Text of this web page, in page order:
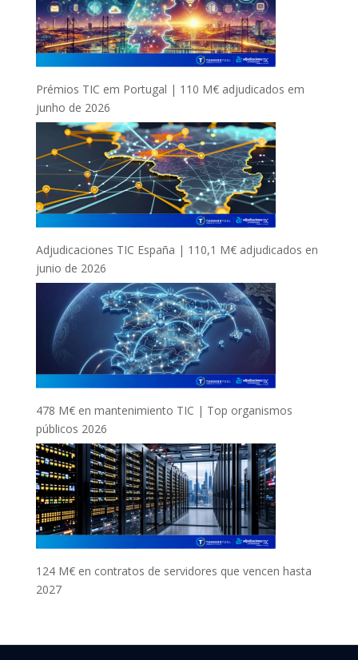
Prémios TIC em Portugal | 110 M€ adjudicados em
junho de 2026
Adjudicaciones TIC España | 110,1 M€ adjudicados en
junio de 2026
478 M€ en mantenimiento TIC | Top organismos
públicos 2026
124 M€ en contratos de servidores que vencen hasta
2027